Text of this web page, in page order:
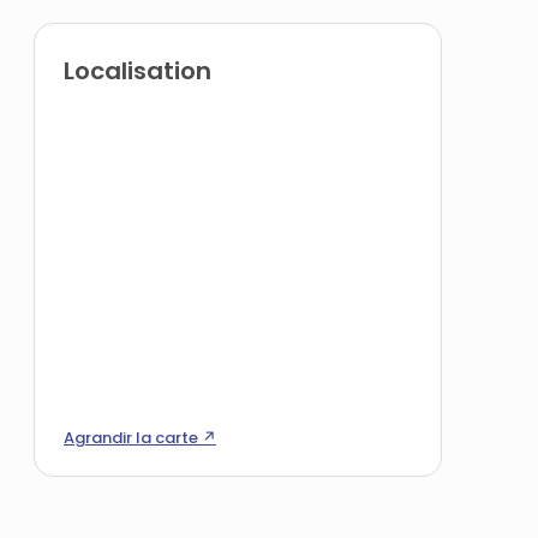
Localisation
Agrandir la carte ↗